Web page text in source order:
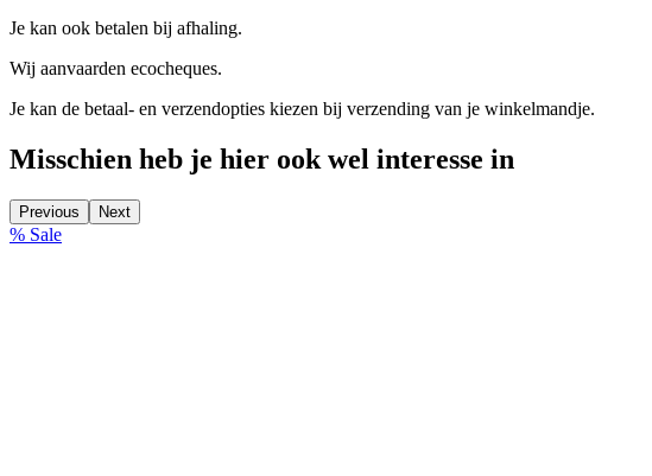
Je kan ook betalen bij afhaling.
Wij aanvaarden ecocheques.
Je kan de betaal- en verzendopties kiezen bij verzending van je winkelmandje.
Misschien heb je hier ook wel interesse in
Previous Next
% Sale